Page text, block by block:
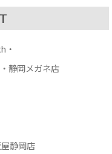
・
静岡メガネ店
静岡店